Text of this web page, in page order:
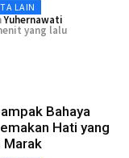
LAIN
Yuhernawati
yang lalu
Bahaya
Hati yang
Marak